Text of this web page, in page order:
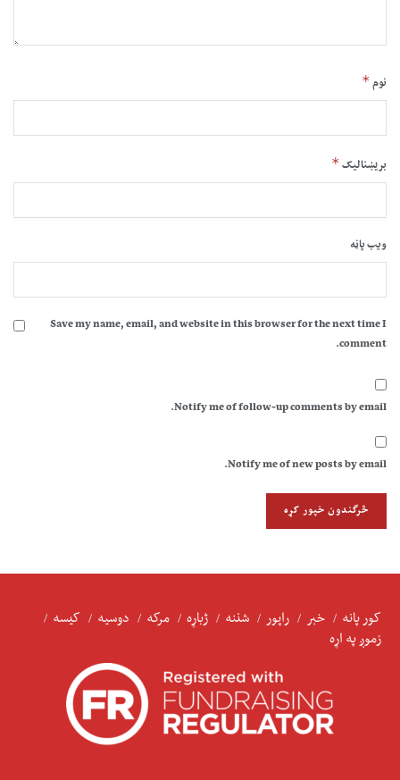
نوم*
بریښنالیک*
ویب پاڼه
Save my name, email, and website in this browser for the next time I
comment.
Notify me of follow-up comments by email.
Notify me of new posts by email.
کور پانه خبر راپور شننه ژباړه مرکه دوسیه
کیسه
زموږ په اړه